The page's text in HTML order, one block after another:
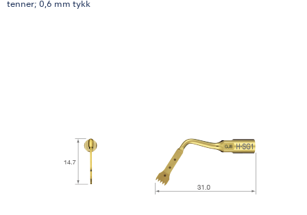
tenner; 0,6 mm tykk